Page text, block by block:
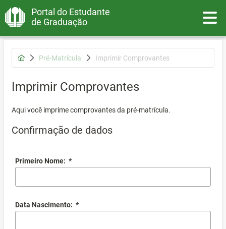
Portal do Estudante
de Graduação
Pré-Matrícula Imprimir Comprovantes
Imprimir Comprovantes
Aqui você imprime comprovantes da pré-matrícula.
Confirmação de dados
Primeiro Nome: *
Data Nascimento: *